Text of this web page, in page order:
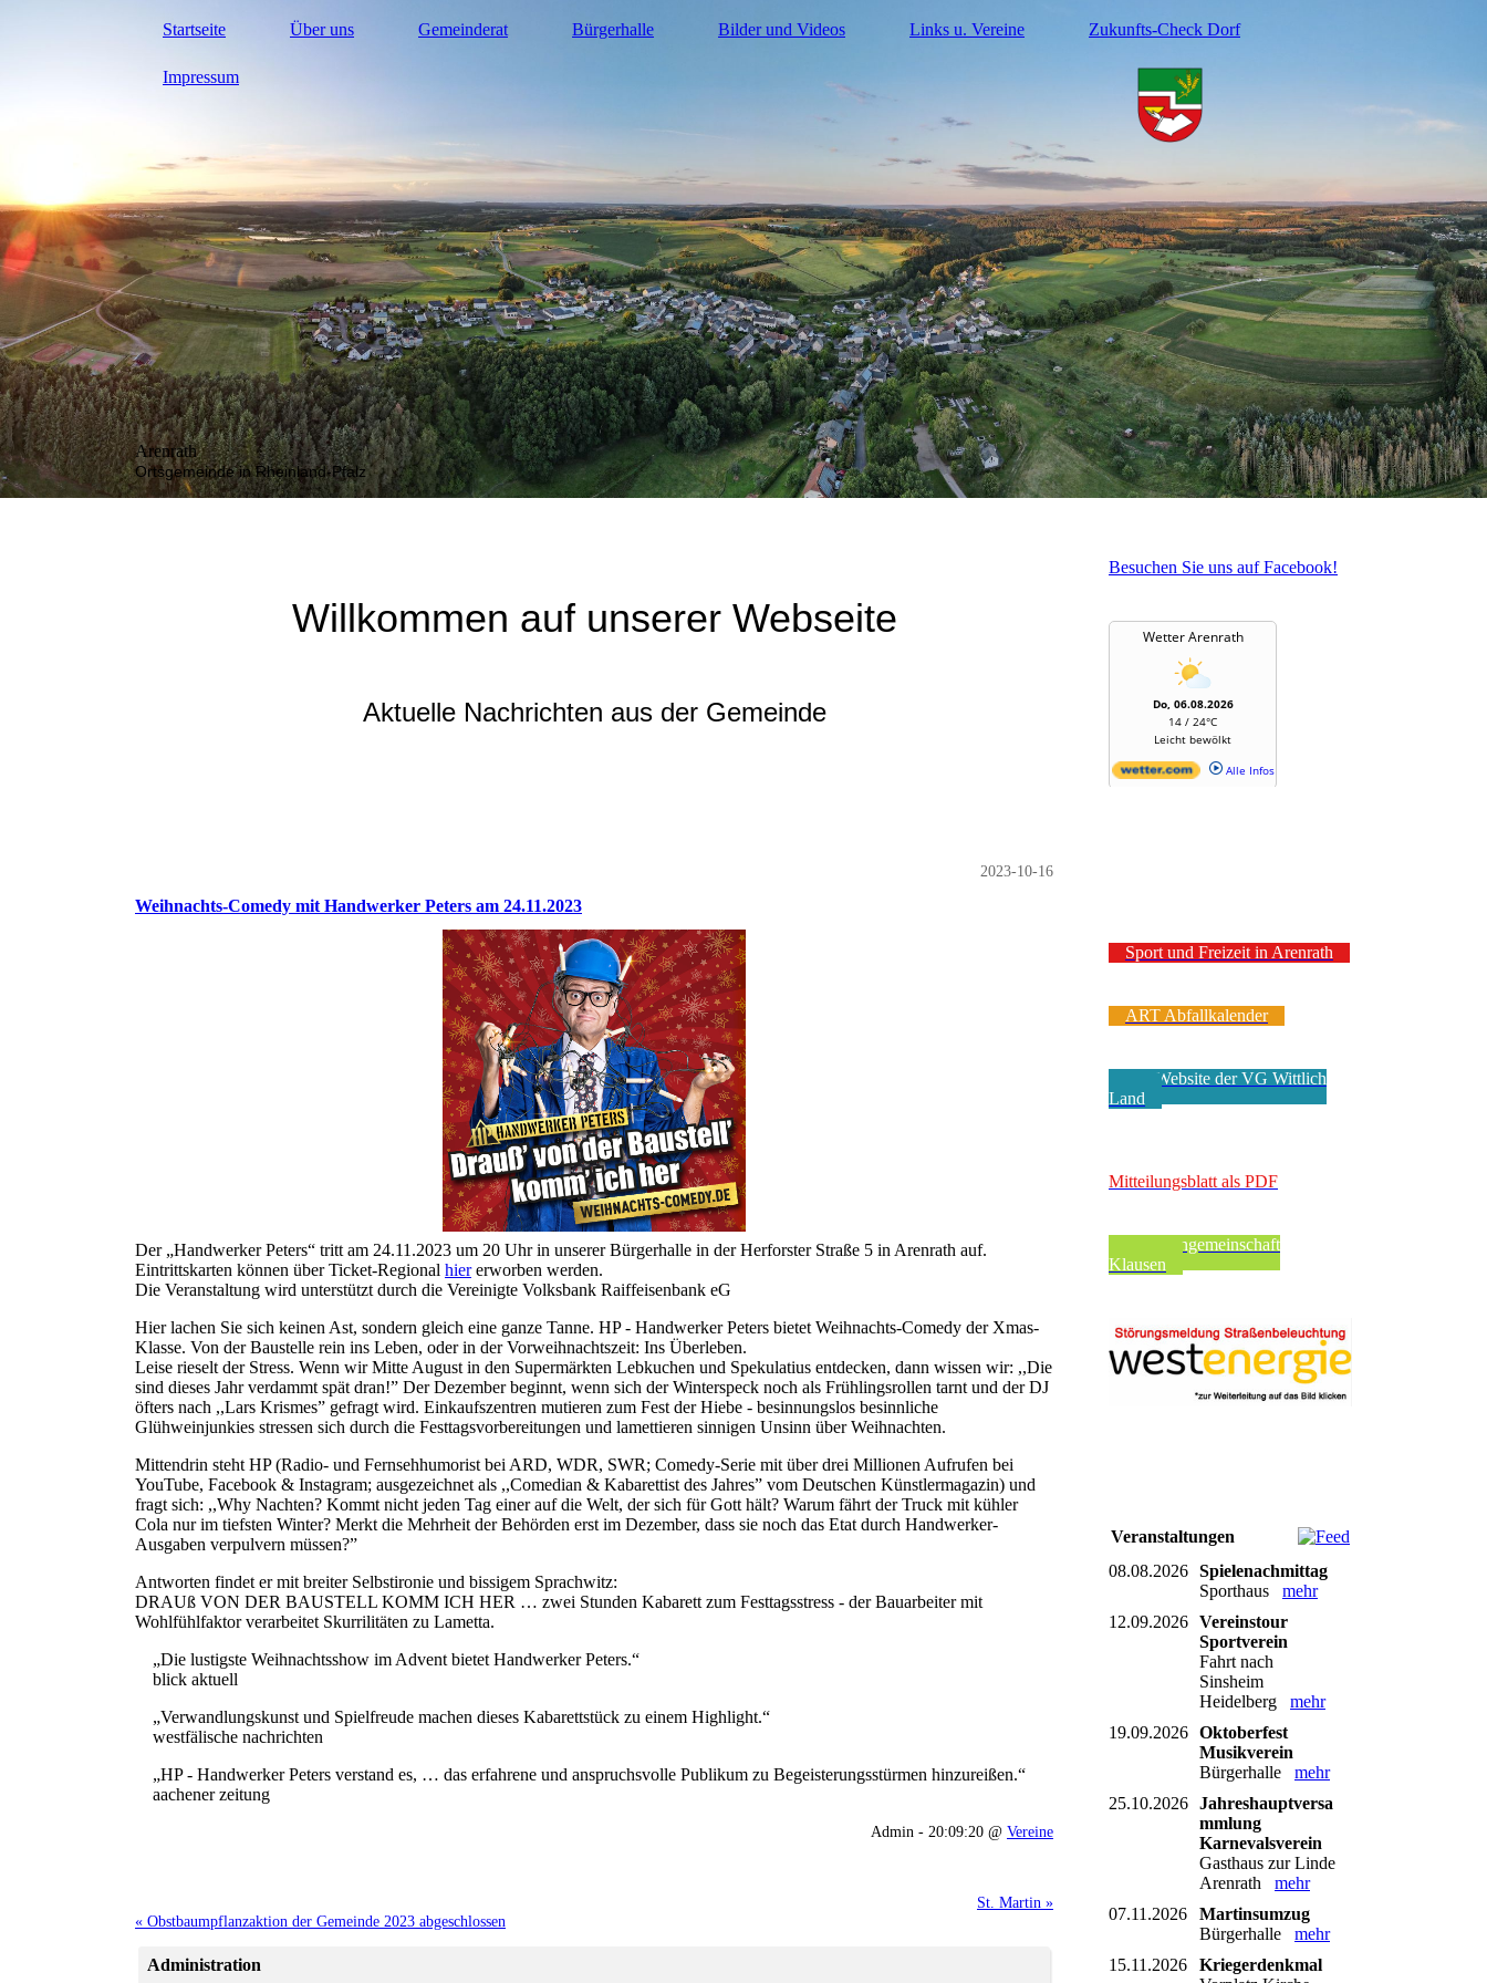
Startseite Über uns Gemeinderat Bürgerhalle Bilder und Videos Links u. Vereine Zukunfts-Check Dorf
Impressum
Arenrath
Ortsgemeinde in Rheinland-Pfalz
Willkommen auf unserer Webseite
Aktuelle Nachrichten aus der Gemeinde
2023-10-16
Weihnachts-Comedy mit Handwerker Peters am 24.11.2023
Der „Handwerker Peters“ tritt am 24.11.2023 um 20 Uhr in unserer Bürgerhalle in der Herforster Straße 5 in Arenrath auf.
Eintrittskarten können über Ticket-Regional hiererworben werden.
Die Veranstaltung wird unterstützt durch die Vereinigte Volksbank Raiffeisenbank eG
Hier lachen Sie sich keinen Ast, sondern gleich eine ganze Tanne. HP - Handwerker Peters bietet Weihnachts-Comedy der Xmas-
Klasse. Von der Baustelle rein ins Leben, oder in der Vorweihnachtszeit: Ins Überleben.
Leise rieselt der Stress. Wenn wir Mitte August in den Supermärkten Lebkuchen und Spekulatius entdecken, dann wissen wir: ,,Die
sind dieses Jahr verdammt spät dran!” Der Dezember beginnt, wenn sich der Winterspeck noch als Frühlingsrollen tarnt und der DJ
öfters nach ,,Lars Krismes” gefragt wird. Einkaufszentren mutieren zum Fest der Hiebe - besinnungslos besinnliche
Glühweinjunkies stressen sich durch die Festtagsvorbereitungen und lamettieren sinnigen Unsinn über Weihnachten.
Mittendrin steht HP (Radio- und Fernsehhumorist bei ARD, WDR, SWR; Comedy-Serie mit über drei Millionen Aufrufen bei
YouTube, Facebook & Instagram; ausgezeichnet als ,,Comedian & Kabarettist des Jahres” vom Deutschen Künstlermagazin) und
fragt sich: ,,Why Nachten? Kommt nicht jeden Tag einer auf die Welt, der sich für Gott hält? Warum fährt der Truck mit kühler
Cola nur im tiefsten Winter? Merkt die Mehrheit der Behörden erst im Dezember, dass sie noch das Etat durch Handwerker-
Ausgaben verpulvern müssen?”
Antworten findet er mit breiter Selbstironie und bissigem Sprachwitz:
DRAUß VON DER BAUSTELL KOMM ICH HER … zwei Stunden Kabarett zum Festtagsstress - der Bauarbeiter mit
Wohlfühlfaktor verarbeitet Skurrilitäten zu Lametta.
„Die lustigste Weihnachtsshow im Advent bietet Handwerker Peters.“
blick aktuell
„Verwandlungskunst und Spielfreude machen dieses Kabarettstück zu einem Highlight.“
westfälische nachrichten
„HP - Handwerker Peters verstand es, … das erfahrene und anspruchsvolle Publikum zu Begeisterungsstürmen hinzureißen.“
aachener zeitung
Admin - 20:09:20 @ Vereine
St. Martin »
« Obstbaumpflanzaktion der Gemeinde 2023 abgeschlossen
Administration
Besuchen Sie uns auf Facebook!
Sport und Freizeit in Arenrath
ART Abfallkalender
Zur Website der VG Wittlich
Land
Mitteilungsblatt als PDF
Pfarreiengemeinschaft
Klausen
Veranstaltungen
08.08.2026 Spielenachmittag
Sporthaus mehr
12.09.2026 Vereinstour
Sportverein
Fahrt nach
Sinsheim
Heidelberg mehr
19.09.2026 Oktoberfest
Musikverein
Bürgerhalle mehr
25.10.2026 Jahreshauptversa
mmlung
Karnevalsverein
Gasthaus zur Linde
Arenrath mehr
07.11.2026
Martinsumzug
Bürgerhalle mehr
15.11.2026
Kriegerdenkmal